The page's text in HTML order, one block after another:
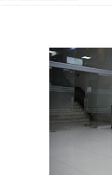
horarios de venta de
obra relleno sanitario
de magnitud 7,1